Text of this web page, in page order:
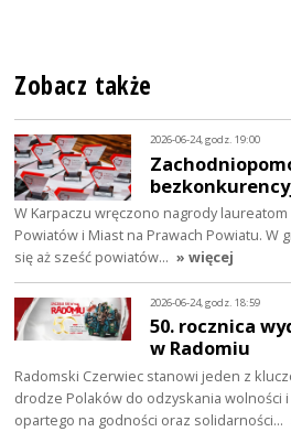
Zobacz także
2026-06-24, godz. 19:00
W Karpaczu wręczono nagrody
Powiatów i Miast na Prawach Powiatu. W
się aż sześć powiatów… » więcej
2026-06-24, godz. 18:59
50. rocznica
w Radomiu
Radomski Czerwiec stanowi jeden z
drodze Polaków do odzyskania wolności
opartego na godności oraz solidarności…